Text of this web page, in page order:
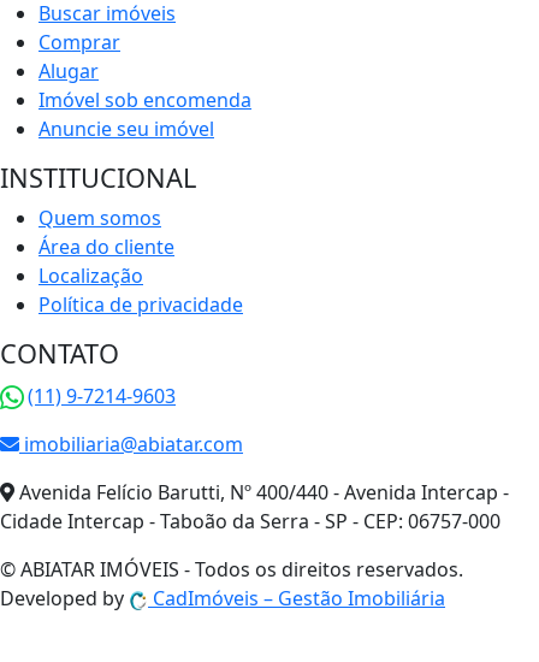
Buscar imóveis
Comprar
Alugar
Imóvel sob encomenda
Anuncie seu imóvel
INSTITUCIONAL
Quem somos
Área do cliente
Localização
Política de privacidade
CONTATO
(11) 9-7214-9603
imobiliaria@abiatar.com
Avenida Felício Barutti, Nº 400/440 - Avenida Intercap -
Cidade Intercap - Taboão da Serra - SP - CEP: 06757-000
© ABIATAR IMÓVEIS - Todos os direitos reservados.
Developed by
CadImóveis – Gestão Imobiliária